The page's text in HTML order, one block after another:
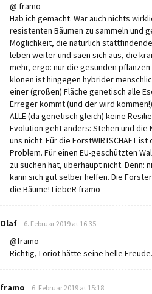
@ framo
Hab ich gemacht. War auch nichts
resistenten Bäumen zu sammeln und
Möglichkeit, die natürlich
leben weiter und säen sich aus, die
mehr, ergo: nur die gesunden
klonen ist hingegen hybrider
einer (großen) Fläche genetisch alle
Erreger kommt (und der wird
ALLE (da genetisch gleich) keine
Evolution geht anders: Stehen und die
uns nicht. Für die ForstWIRTSCHAFT
Problem. Für einen EU-geschützten
zu suchen hat, überhaupt nicht. Denn:
kann sich gut selber helfen. Die
die Bäume! LiebeR framo
Olaf says:
6. Februar 2019 at 16:35
@framo
Richtig, Loriot hätte seine helle
framo says:
6. Februar 2019 at 15:18